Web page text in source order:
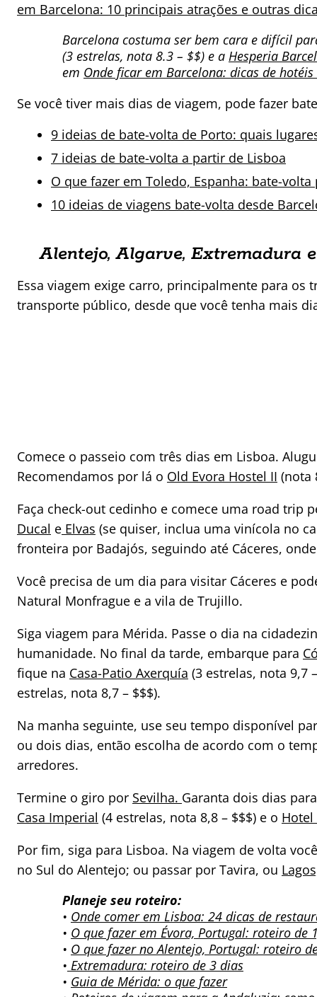
em Barcelona: 10 principais atrações e outras
Barcelona costuma ser bem cara e difícil
(3 estrelas, nota 8.3 – $$) e a Hesperia
em Onde ficar em Barcelona: dicas de
Se você tiver mais dias de viagem, pode fazer
9 ideias de bate-volta de Porto: quais
7 ideias de bate-volta a partir de Lisboa
O que fazer em Toledo, Espanha: bate-
10 ideias de viagens bate-volta desde
Alentejo, Algarve, Extremadura
Essa viagem exige carro, principalmente para os
transporte público, desde que você tenha mais
Comece o passeio com três dias em Lisboa.
Recomendamos por lá o Old Evora Hostel II (nota
Faça check-out cedinho e comece uma road trip
Ducal e Elvas (se quiser, inclua uma vinícola no
fronteira por Badajós, seguindo até Cáceres,
Você precisa de um dia para visitar Cáceres e
Natural Monfrague e a vila de Trujillo.
Siga viagem para Mérida. Passe o dia na
humanidade. No final da tarde, embarque para
fique na Casa-Patio Axerquía (3 estrelas, nota 9,7
estrelas, nota 8,7 – $$$).
Na manha seguinte, use seu tempo disponível
ou dois dias, então escolha de acordo com o
arredores.
Termine o giro por Sevilha. Garanta dois dias
Casa Imperial (4 estrelas, nota 8,8 – $$$) e o Hotel
Por fim, siga para Lisboa. Na viagem de volta
no Sul do Alentejo; ou passar por Tavira, ou
Planeje seu roteiro:
• Onde comer em Lisboa: 24 dicas de
• O que fazer em Évora, Portugal: roteiro de
• O que fazer no Alentejo, Portugal: roteiro
• Extremadura: roteiro de 3 dias
• Guia de Mérida: o que fazer